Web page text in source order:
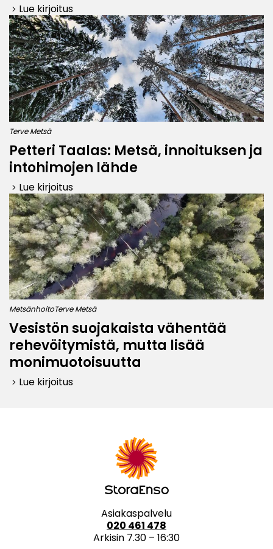
keyboard_arrow_right Lue kirjoitus
Terve Metsä
Petteri Taalas: Metsä, innoituksen ja
intohimojen lähde
keyboard_arrow_right Lue kirjoitus
MetsänhoitoTerve Metsä
Vesistön suojakaista vähentää
rehevöitymistä, mutta lisää
monimuotoisuutta
keyboard_arrow_right Lue kirjoitus
Asiakaspalvelu
020 461 478
Arkisin 7.30 – 16:30